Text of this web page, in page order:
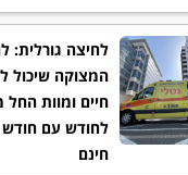
לחיצה גורלית:
המצוקה שיכול
לחודש עם חודש
חינם